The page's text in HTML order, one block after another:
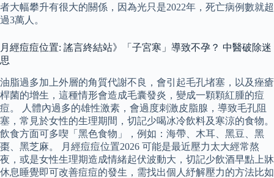
者大幅攀升有很大的關係，因為光只是2022年，死亡病例數就超
過3萬人。
月經痘痘位置: 謠言終結站》「子宮寒」導致不孕？ 中醫破除迷
思
油脂過多加上外層的角質代謝不良，會引起毛孔堵塞，以及痤瘡
桿菌的增生，這種情形會造成毛囊發炎，變成一顆顆紅腫的痘
痘。 人體內過多的雄性激素，會過度刺激皮脂腺，導致毛孔阻
塞，常見於女性的生理期間，切記少喝冰冷飲料及寒涼的食物。
飲食方面可多喫「黑色食物」，例如：海帶、木耳、黑豆、黑
棗、黑芝麻。 月經痘痘位置2026 可能是最近壓力太大經常熬
夜，或是女性生理期造成情緒起伏波動大，切記少飲酒早點上牀
休息睡覺即可改善痘痘的發生，需找出個人紓解壓力的方法比如